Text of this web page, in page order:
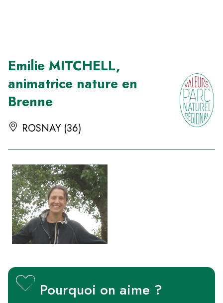
Emilie MITCHELL,
animatrice nature en
Brenne
ROSNAY (36)
Pourquoi on aime ?